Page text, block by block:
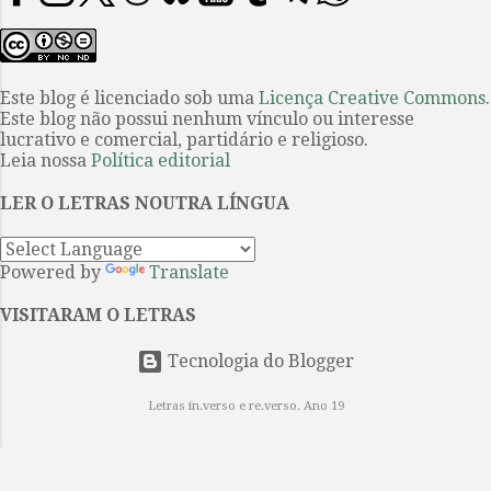
a ser produzido int...
em sua maioria, conhecem este
belo poema por meio da facilmente
encontrável tradução portuguesa
mais recentemente, tiveram acesso
à continuação da obra graças à
empreitada coletiva coordenada
por Guilherme Gontijo Flores, cujo
esforço resultou na publicação de
cul...
Este blog é licenciado sob uma Licença Creative Commons.
Este blog não possui nenhum vínculo ou interesse
lucrativo e comercial, partidário e religioso.
Leia nossa Política editorial
LER O LETRAS NOUTRA LÍNGUA
Powered by Translate
VISITARAM O LETRAS
Tecnologia do Blogger
Letras in.verso e re.verso. Ano 19